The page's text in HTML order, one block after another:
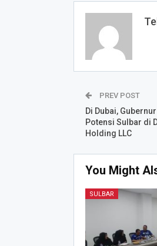
PREV POST
Di Dubai,
Potensi Sulbar di
Holding LLC
You Might
SULBAR